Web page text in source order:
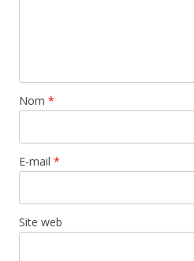
Nom *
E-mail *
Site web